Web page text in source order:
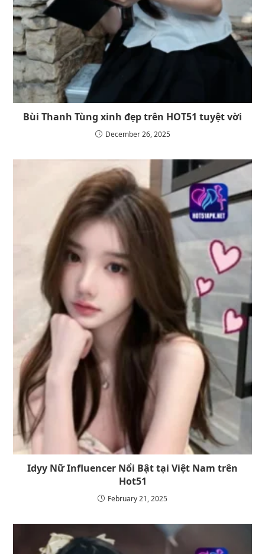
Bùi Thanh Tùng xinh đẹp trên HOT51 tuyệt vời
December 26, 2025
Idyy Nữ Influencer Nổi Bật tại Việt Nam trên
Hot51
February 21, 2025